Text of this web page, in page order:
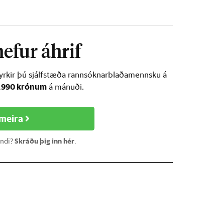
áhrif
þú sjálfstæða rannsóknarblaðamennsku á
krónum á mánuði.
Skráðu þig inn hér.